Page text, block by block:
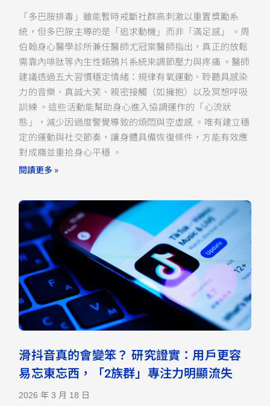
「多巴胺排毒」雖能暫時戒斷社群高刺激以重置獎勵系
統，但多巴胺主導的是「追求動機」而非「滿足感」 。周
伯翰身心醫學診所兼任醫師尤冠棠醫師指出，真正的放鬆
需靠內啡肽等內生性類鴉片系統來調節壓力與疼痛 。醫師
建議透過五大習慣穩定情緒：規律有氧運動、聆聽具感染
力的音樂、真誠大笑、親密接觸（如擁抱）以及冥想呼吸
訓練 。這些活動能幫助身心進入協調運作的「心流狀
態」，減少因過度警覺導致的煩悶與空虛感 。唯有建立穩
定的運動與社交節奏，讓身體具備恢復條件，方能有效應
對成癮並重拾身心平穩 。
閱讀更多 »
滑抖音真的會變笨？ 研究證實：用戶更容
易忘東忘西，「2族群」專注力明顯流失
2026 年 3 月 18 日